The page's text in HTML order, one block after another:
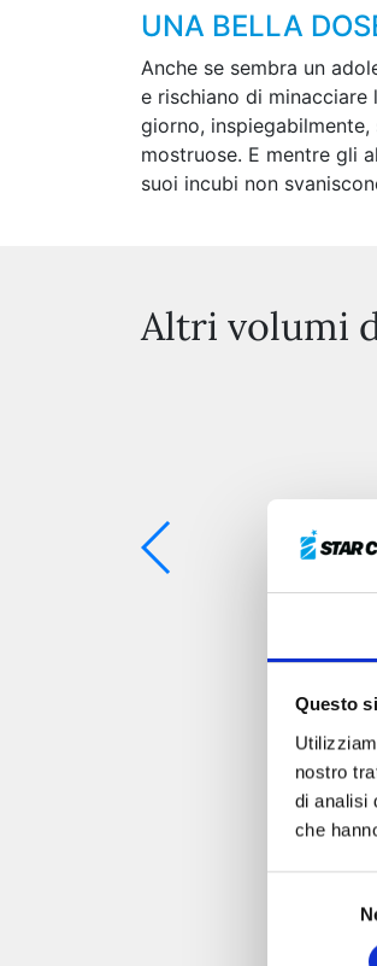
Questo
nostro
di analisi
che
UNA BELLA
Anche se sembra un
e rischiano di
giorno,
mostruose. E mentre gli
suoi incubi non
Altri volumi